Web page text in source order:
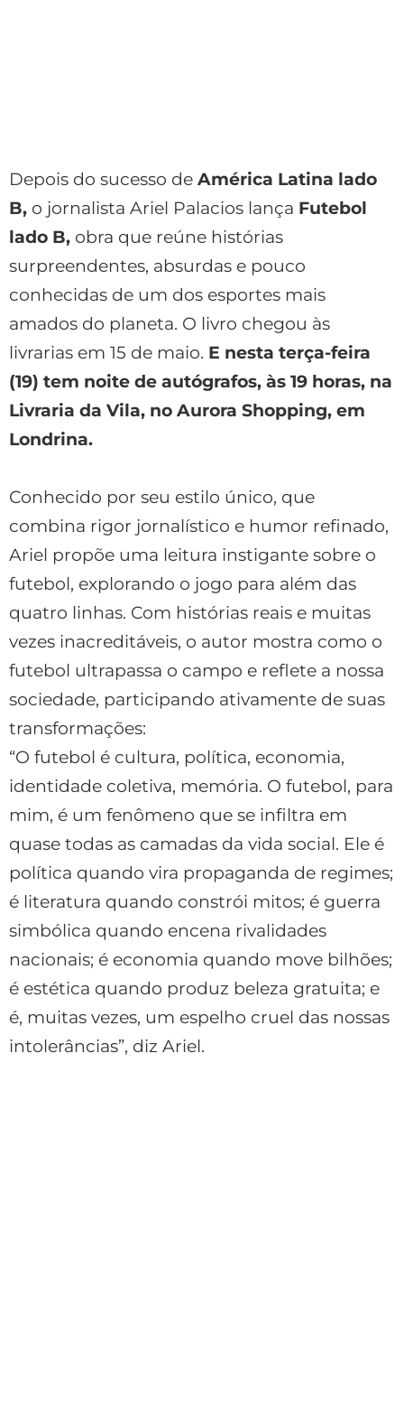
Depois do sucesso de América Latina lado
B, o jornalista Ariel Palacios lança Futebol
lado B, obra que reúne histórias
surpreendentes, absurdas e pouco
conhecidas de um dos esportes mais
amados do planeta. O livro chegou às
livrarias em 15 de maio. E nesta terça-feira
(19) tem noite de autógrafos, às 19 horas, na
Livraria da Vila, no Aurora Shopping, em
Londrina.
Conhecido por seu estilo único, que
combina rigor jornalístico e humor refinado,
Ariel propõe uma leitura instigante sobre o
futebol, explorando o jogo para além das
quatro linhas. Com histórias reais e muitas
vezes inacreditáveis, o autor mostra como o
futebol ultrapassa o campo e reflete a nossa
sociedade, participando ativamente de suas
transformações:
“O futebol é cultura, política, economia,
identidade coletiva, memória. O futebol, para
mim, é um fenômeno que se infiltra em
quase todas as camadas da vida social. Ele é
política quando vira propaganda de regimes;
é literatura quando constrói mitos; é guerra
simbólica quando encena rivalidades
nacionais; é economia quando move bilhões;
é estética quando produz beleza gratuita; e
é, muitas vezes, um espelho cruel das nossas
intolerâncias”, diz Ariel.